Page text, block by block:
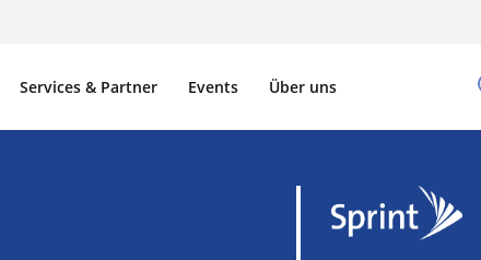
Services & Partner Events Über uns